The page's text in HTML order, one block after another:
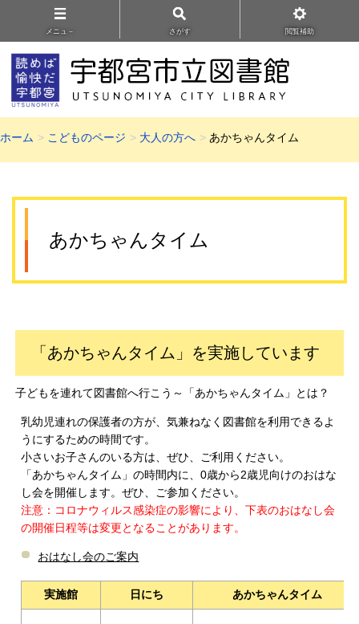
メニュ－ さがす 閲覧補助
ホーム こどものページ 大人の方へ あかちゃんタイム
あかちゃんタイム
「あかちゃんタイム」を実施しています
子どもを連れて図書館へ行こう～「あかちゃんタイム」とは？
乳幼児連れの保護者の方が、気兼ねなく図書館を利用できるよ
うにするための時間です。
小さいお子さんのいる方は、ぜひ、ご利用ください。
「あかちゃんタイム」の時間内に、0歳から2歳児向けのおはな
し会を開催します。ぜひ、ご参加ください。
注意：コロナウィルス感染症の影響により、下表のおはなし会
の開催日程等は変更となることがあります。
おはなし会のご案内
実施館 日にち あかちゃんタイム